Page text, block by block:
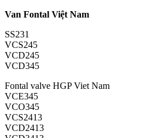
Van Fontal Việt Nam
SS231
VCS245
VCD245
VCD345
Fontal valve HGP Viet Nam
VCE345
VCO345
VCS2413
VCD2413